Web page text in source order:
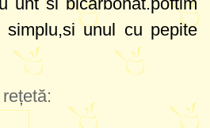
unul cu pepite